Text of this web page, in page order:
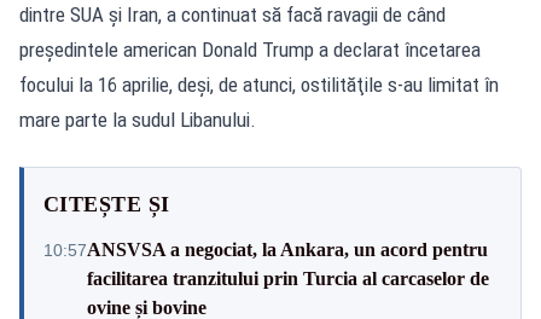
dintre SUA şi Iran, a continuat să facă ravagii de când
preşedintele american Donald Trump a declarat încetarea
focului la 16 aprilie, deşi, de atunci, ostilităţile s-au limitat în
mare parte la sudul Libanului.
CITEȘTE ȘI
10:57ANSVSA a negociat, la Ankara, un acord pentru
facilitarea tranzitului prin Turcia al carcaselor de
ovine și bovine